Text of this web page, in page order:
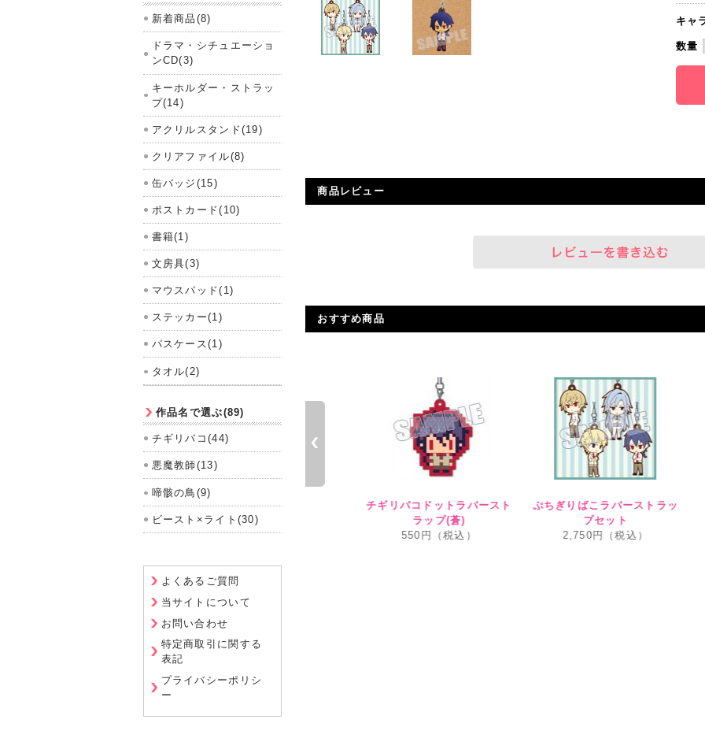
キャ
数量
商品レビュー
おすすめ商品
チギリバコドットラバースト
ラップ(蒼)
550円（税込）
ぷちぎりばこラバーストラッ
プセット
2,750円（税込）
新着商品(8)
ドラマ・シチュエーショ
ンCD(3)
キーホルダー・ストラッ
プ(14)
アクリルスタンド(19)
クリアファイル(8)
缶バッジ(15)
ポストカード(10)
書籍(1)
文房具(3)
マウスパッド(1)
ステッカー(1)
パスケース(1)
タオル(2)
作品名で選ぶ(89)
チギリバコ(44)
悪魔教師(13)
啼骸の鳥(9)
ビースト×ライト(30)
よくあるご質問
当サイトについて
お問い合わせ
特定商取引に関する
表記
プライバシーポリシ
ー